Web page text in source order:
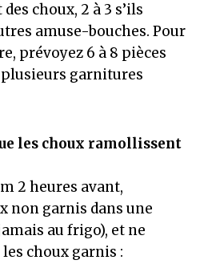
choux, 2 à 3 s’ils
amuse-bouches. Pour
prévoyez 6 à 8 pièces
garnitures
les choux ramollissent
2 heures avant,
non garnis dans une
au frigo), et ne
choux garnis :